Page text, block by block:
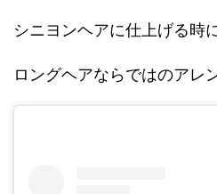
シニヨンヘアに仕上げる時に
ロングヘアならではのアレ